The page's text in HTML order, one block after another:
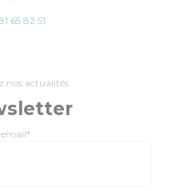
65 82 51
nos actualités
email*